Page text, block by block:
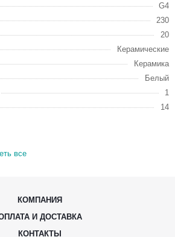
G4
230
20
Керамические
Керамика
Белый
1
14
все
КОМПАНИЯ
И ДОСТАВКА
КОНТАКТЫ